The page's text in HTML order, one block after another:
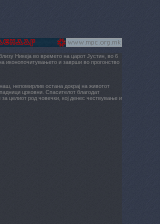
Никеја во времето на царот Јустин, во 6
иконопочитувањето и заврши во прогонство
непомирлив остана докрај на животот
црковни. Спасителот благодат
целиот род човечки, кој денес чествување и